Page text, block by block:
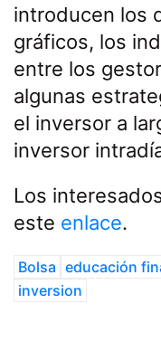
introducen los
gráficos, los
entre los
algunas
el inversor a
inversor
Los
este enlace.
Bolsa educación
inversion